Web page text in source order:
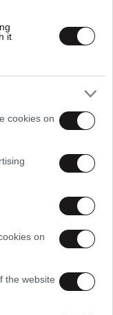
it
cookies on
on
the website